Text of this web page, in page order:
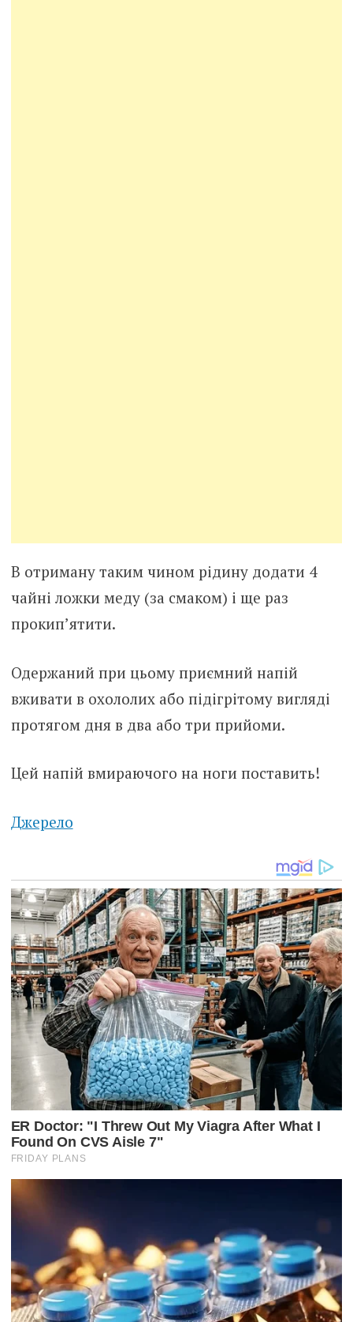
В отриману таким чином рідину додати 4
чайні ложки меду (за смаком) і ще раз
прокип’ятити.
Одержаний при цьому приємний напій
вживати в охололих або підігрітому вигляді
протягом дня в два або три прийоми.
Цей напій вмираючого на ноги поставить!
Джерело